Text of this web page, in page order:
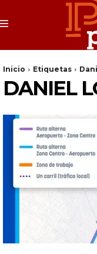
Inicio Etiquetas
DANIEL